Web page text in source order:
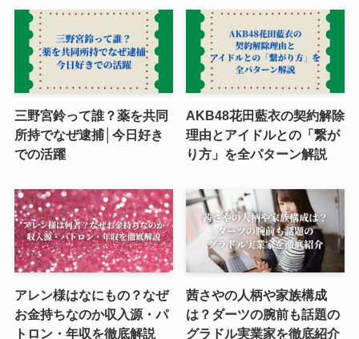
三野宮鈴って誰？薬を共同
所持でなぜ逮捕│今日好き
での活躍
AKB48花田藍衣の契約解除
理由とアイドルとの「繋が
り方」を全パターン解説
アレン様はなにもの？なぜ
お金持ちなのか収入源・パ
トロン・年収を徹底解説
茜さやの人柄や家族構成
は？ダーツの腕前も話題の
グラドル実業家を徹底紹介